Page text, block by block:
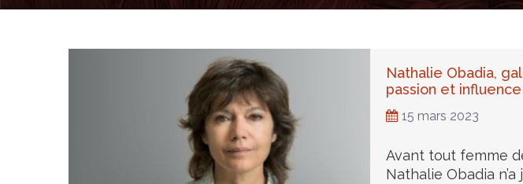
Nathalie Obadia,
passion et influence
15 mars 2023
Avant tout femme
Nathalie Obadia